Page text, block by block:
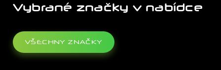
Vybrané značky v nabídce
VŠECHNY ZNAČKY